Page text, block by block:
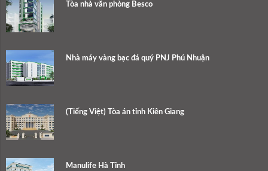
Tòa nhà văn phòng Besco
Nhà máy vàng bạc đá quý PNJ Phú Nhuận
(Tiếng Việt) Tòa án tỉnh Kiên Giang
Manulife Hà Tĩnh